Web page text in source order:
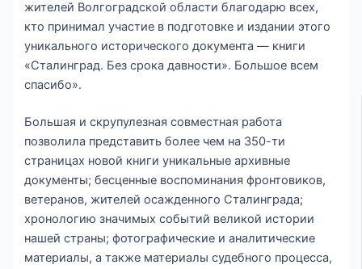
жителей Волгоградской области благодарю всех,
кто принимал участие в подготовке и издании этого
уникального исторического документа — книги
«Сталинград. Без срока давности». Большое всем
спасибо».
Большая и скрупулезная совместная работа
позволила представить более чем на 350-ти
страницах новой книги уникальные архивные
документы; бесценные воспоминания фронтовиков,
ветеранов, жителей осажденного Сталинграда;
хронологию значимых событий великой истории
нашей страны; фотографические и аналитические
материалы, а также материалы судебного процесса,